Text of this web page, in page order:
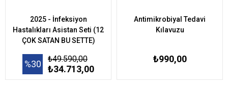
2025 - İnfeksiyon
Hastalıkları Asistan Seti (12
ÇOK SATAN BU SETTE)
%30 ₺49.590,00
₺34.713,00
Antimikrobiyal Tedavi
Kılavuzu
₺990,00